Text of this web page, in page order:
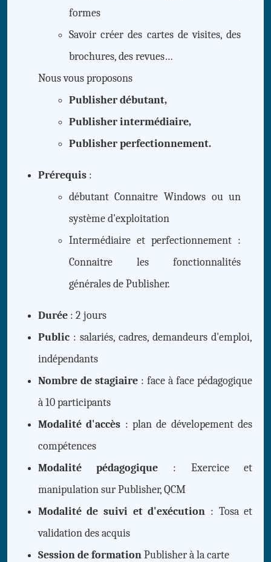
formes
Savoir créer des cartes de visites, des
brochures, des revues…
Nous vous proposons
Publisher débutant,
Publisher intermédiaire,
Publisher perfectionnement.
Prérequis:
débutant Connaitre Windows ou un
système d'exploitation
Intermédiaire et perfectionnement :
Connaitre les fonctionnalités
générales de Publisher.
Durée: 2 jours
Public: salariés, cadres, demandeurs d'emploi,
indépendants
Nombre de stagiaire: face à face pédagogique
à 10 participants
Modalité d'accès : plan de dévelopement des
compétences
Modalité pédagogique : Exercice et
manipulation sur Publisher, QCM
Modalité de suivi et d'exécution : Tosa et
validation des acquis
Session de formationPublisher à la carte